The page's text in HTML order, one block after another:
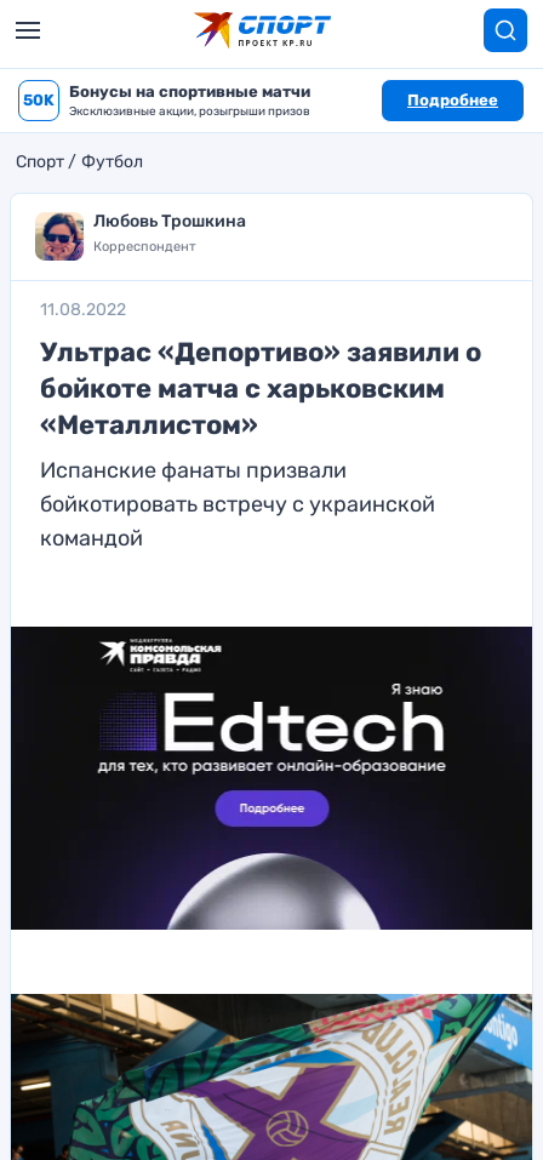
50K Бонусы на спортивные матчи
Эксклюзивные акции, розыгрыши призов
Подробнее
Спорт Футбол
Любовь Трошкина
Корреспондент
11.08.2022
Ультрас «Депортиво» заявили о
бойкоте матча с харьковским
«Металлистом»
Испанские фанаты призвали
бойкотировать встречу с украинской
командой